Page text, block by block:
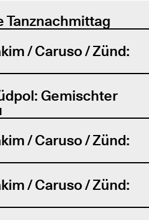
Tanznachmittag
/ Caruso / Zünd:
Gemischter
/ Caruso / Zünd:
/ Caruso / Zünd: